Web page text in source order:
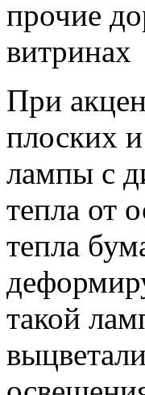
прочие
витринах
При
плоских
лампы с
тепла от
тепла
такой